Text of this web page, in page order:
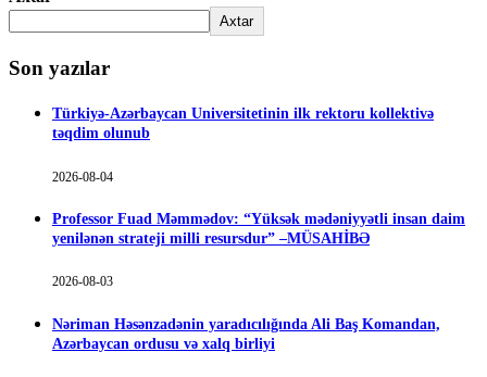
Axtar
Son yazılar
Türkiyə-Azərbaycan Universitetinin ilk rektoru kollektivə
təqdim olunub
2026-08-04
Professor Fuad Məmmədov: “Yüksək mədəniyyətli insan daim
yenilənən strateji milli resursdur” –MÜSAHİBƏ
2026-08-03
Nəriman Həsənzadənin yaradıcılığında Ali Baş Komandan,
Azərbaycan ordusu və xalq birliyi